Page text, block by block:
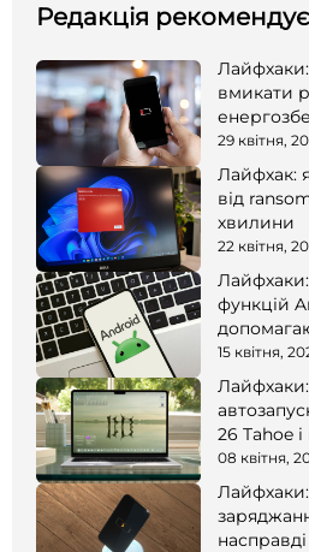
Редакція рекомендує
вмикати
смартфоні
29 квітня,
Лайфхак:
від
хвилини
22 квітня,
функцій
15 квітня,
26 Tahoe
08 квітня,